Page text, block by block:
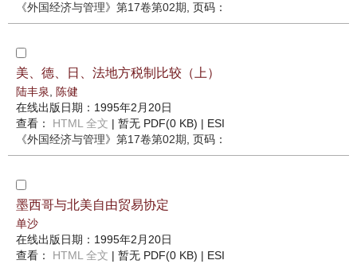
《外国经济与管理》 第17卷第02期 , 页码：
美、德、日、法地方税制比较（上）
陆丰泉
陈健
在线出版日期：1995年2月20日
查看： HTML 全文 | 暂无 PDF(0 KB) | ESI
《外国经济与管理》 第17卷第02期 , 页码：
墨西哥与北美自由贸易协定
单沙
在线出版日期：1995年2月20日
查看： HTML 全文 | 暂无 PDF(0 KB) | ESI